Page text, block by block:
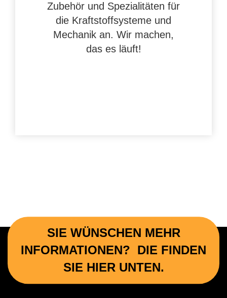
Zubehör und Spezialitäten für
die Kraftstoffsysteme und
Mechanik an. Wir machen,
das es läuft!
SIE WÜNSCHEN MEHR
INFORMATIONEN? DIE FINDEN
SIE HIER UNTEN.